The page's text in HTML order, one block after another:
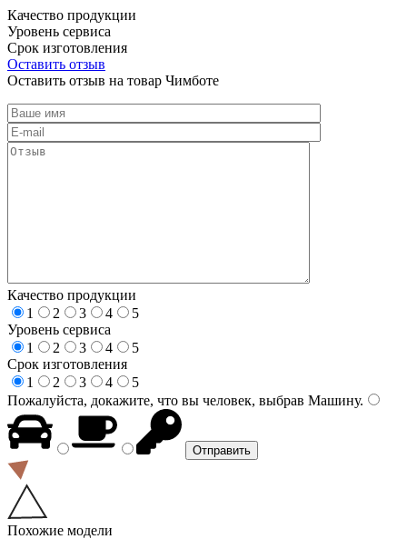
Качество продукции
Уровень сервиса
Срок изготовления
Оставить отзыв
Оставить отзыв на товар Чимботе
Качество продукции
1
2 3 4
5
Уровень сервиса
1
2 3 4
5
Срок изготовления
1
2 3 4
5
Пожалуйста, докажите, что вы человек, выбрав Машину.
Похожие модели